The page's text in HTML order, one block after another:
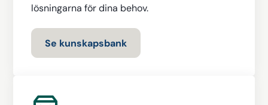
lösningarna för dina behov.
Se kunskapsbank